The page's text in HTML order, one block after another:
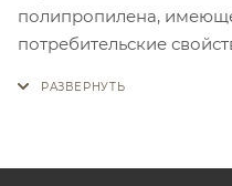
полипропилена,
потребительские